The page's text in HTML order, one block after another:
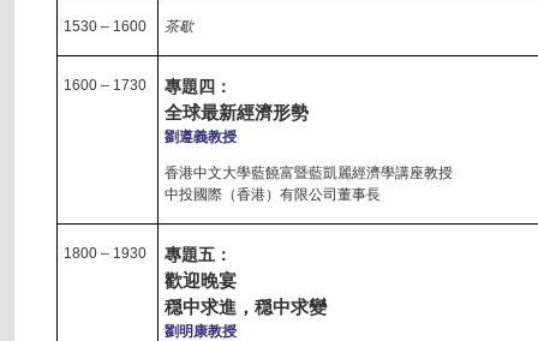
1530 – 1600 茶歇
1600 – 1730 專題四：
全球最新經濟形勢
劉遵義教授
香港中文大學藍饒富暨藍凱麗經濟學講座教授
中投國際（香港）有限公司董事長
1800 – 1930 專題五：
歡迎晚宴
穏中求進，穏中求變
劉明康教授